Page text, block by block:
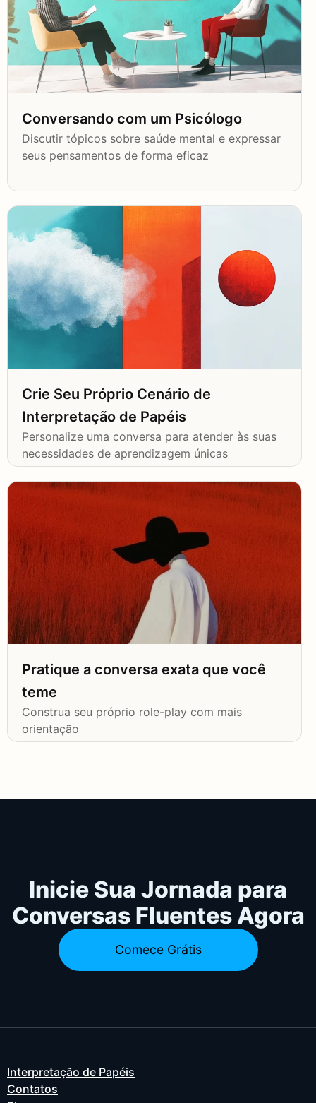
Conversando com um Psicólogo
Discutir tópicos sobre saúde mental e expressar
seus pensamentos de forma eficaz
Crie Seu Próprio Cenário de
Interpretação de Papéis
Personalize uma conversa para atender às suas
necessidades de aprendizagem únicas
Pratique a conversa exata que você
teme
Construa seu próprio role-play com mais
orientação
Inicie Sua Jornada para
Conversas Fluentes Agora
Comece Grátis
Interpretação de Papéis
Contatos